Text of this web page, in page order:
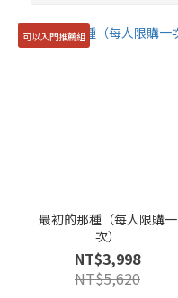
可以入門推薦組
最初的那種（每人限購一
次）
NT$3,998
NT$5,620